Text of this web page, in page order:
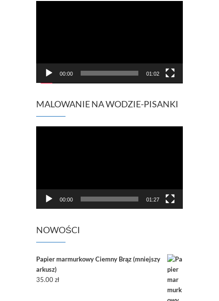
00:00 01:02
MALOWANIE NA WODZIE-PISANKI
00:00 01:27
NOWOŚCI
Papier marmurkowy Ciemny Brąz (mniejszy
arkusz)
35.00zł